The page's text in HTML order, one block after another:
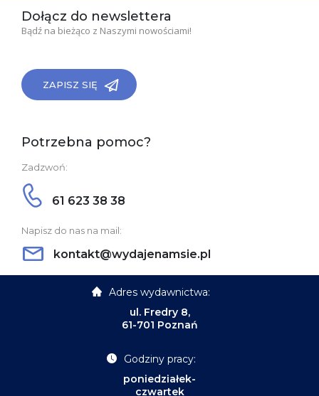
Dołącz do newslettera
Bądź na bieżąco z Naszymi nowościami!
ZAPISZ SIĘ
Potrzebna pomoc?
Zadzwoń:
61 623 38 38
Napisz do nas na mail:
kontakt@wydajenamsie.pl
Adres wydawnictwa:
ul. Fredry 8,
61-701 Poznań
Godziny pracy:
poniedziałek-
czwartek